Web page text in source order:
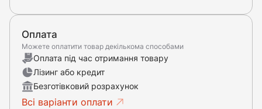
Оплата
Можете оплатити товар декількома способами
Оплата під час отримання товару
Лізинг або кредит
Безготівковий розрахунок
Всі варіанти оплати